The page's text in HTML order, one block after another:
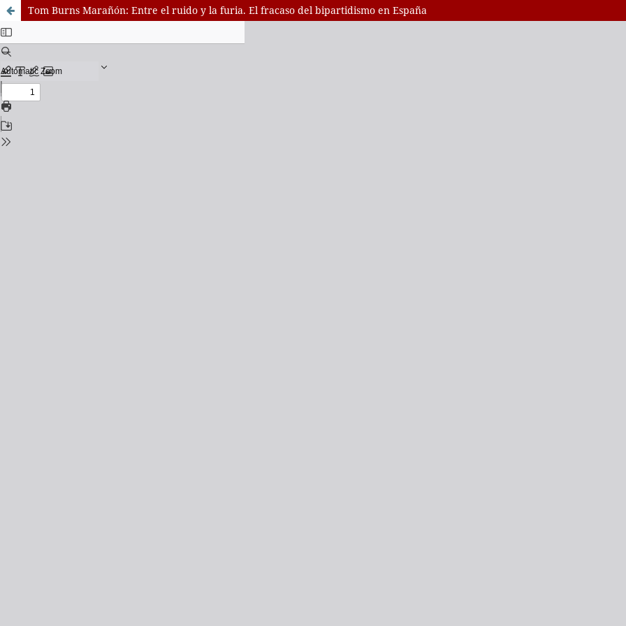
Tom Burns Marañón: Entre el ruido y la furia. El fracaso del bipartidismo en España